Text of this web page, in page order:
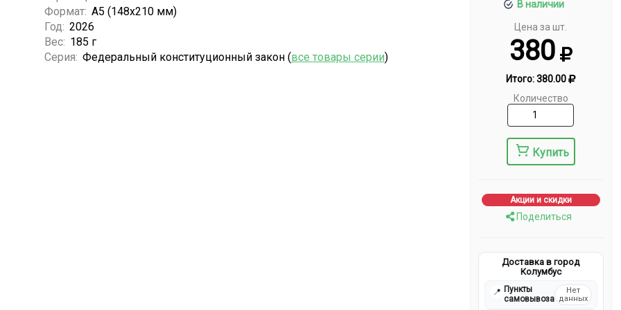
В наличии
Цена за шт.
380
Итого:380.00
Количество
Купить
Акции и скидки
Поделиться
Доставка в город
Колумбус
📍 Пункты
самовывоза
Нет
данных
Формат: А5 (148x210 мм)
Год: 2026
Вес: 185 г
Серия: Федеральный конституционный закон (все товары серии)